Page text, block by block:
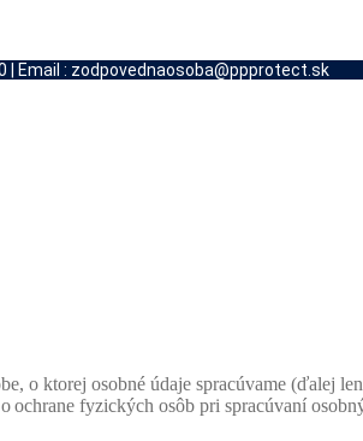
| Email : zodpovednaosoba@ppprotect.sk
o ktorej osobné údaje spracúvame (ďalej
fyzických osôb pri spracúvaní